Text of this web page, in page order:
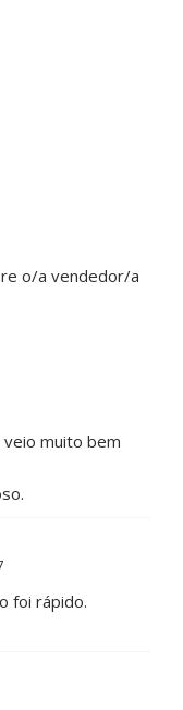
o/a vendedor/a
muito bem
foi rápido.